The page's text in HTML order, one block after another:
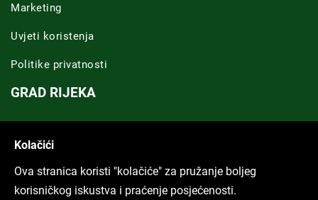
Marketing
Uvjeti koristenja
Politike privatnosti
GRAD RIJEKA
ARHIVA TEKSTOVA
Kolačići
Ova stranica koristi "kolačiće" za pružanje boljeg
korisničkog iskustva i praćenje posjećenosti.